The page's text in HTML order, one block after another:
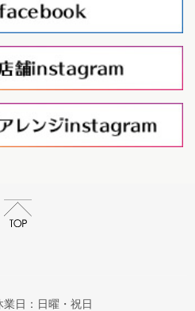
業日：日曜・祝日